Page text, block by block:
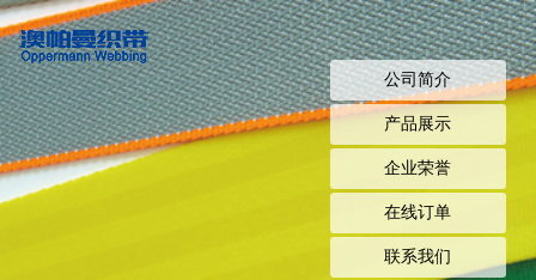
公司简介
产品展示
企业荣誉
在线订单
联系我们